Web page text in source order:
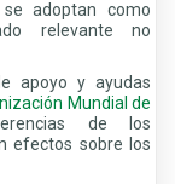
adoptan como
relevante no
apoyo y ayudas
Mundial de
de los
efectos sobre los